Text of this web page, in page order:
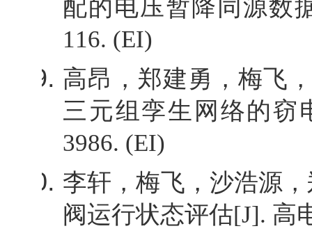
配的电压暂降同源数
116. (EI)
高昂，郑建勇，梅飞
三元组孪生网络的窃
3986. (EI)
李轩，梅飞，沙浩源
阀运行状态评估[J]. 高